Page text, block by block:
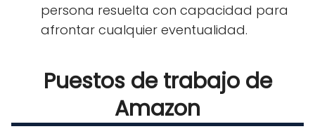
persona resuelta con capacidad para
afrontar cualquier eventualidad.
Puestos de trabajo de
Amazon